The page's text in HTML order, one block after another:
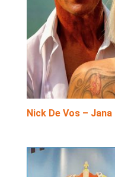
Nick De Vos – Jana